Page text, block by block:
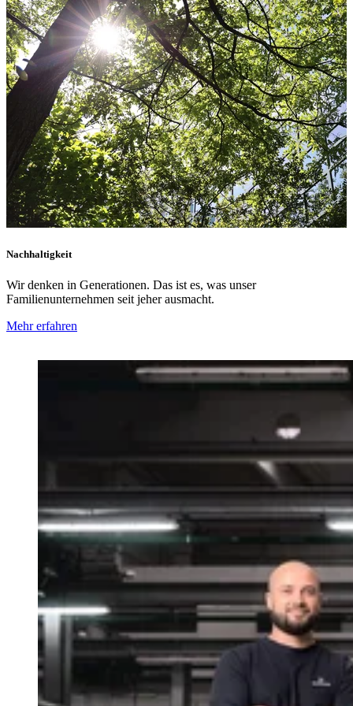
Nachhaltigkeit
Wir denken in Generationen. Das ist es, was unser
Familienunternehmen seit jeher ausmacht.
Mehr erfahren